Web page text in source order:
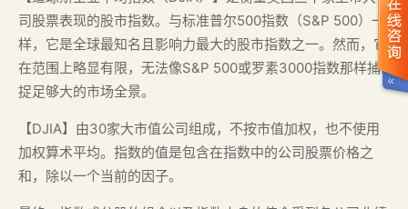
司股票表现的股市指数。与标准普尔500指数（S&P 500）一
样，它是全球最知名且影响力最大的股市指数之一。然而，它
在范围上略显有限，无法像S&P 500或罗素3000指数那样捕
捉足够大的市场全景。
【DJIA】由30家大市值公司组成，不按市值加权，也不使用
加权算术平均。指数的值是包含在指数中的公司股票价格之
和，除以一个当前的因子。